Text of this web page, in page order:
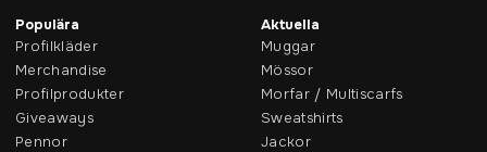
Populära
Profilkläder
Merchandise
Profilprodukter
Giveaways
Pennor
Aktuella
Muggar
Mössor
Morfar / Multiscarfs
Sweatshirts
Jackor